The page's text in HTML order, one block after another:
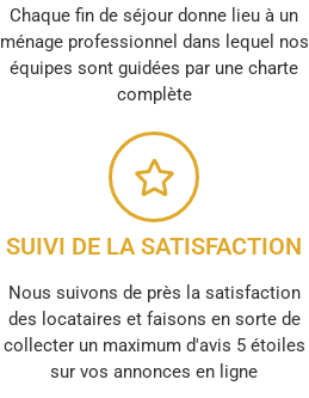
Chaque fin de séjour donne lieu à un
ménage professionnel dans lequel nos
équipes sont guidées par une charte
complète
SUIVI DE LA SATISFACTION
Nous suivons de près la satisfaction
des locataires et faisons en sorte de
collecter un maximum d'avis 5 étoiles
sur vos annonces en ligne